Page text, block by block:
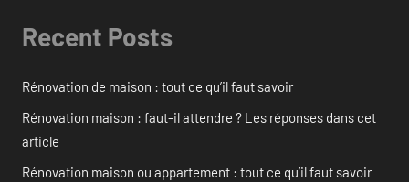
Recent Posts
Rénovation de maison : tout ce qu’il faut savoir
Rénovation maison : faut-il attendre ? Les réponses dans cet
article
Rénovation maison ou appartement : tout ce qu’il faut savoir